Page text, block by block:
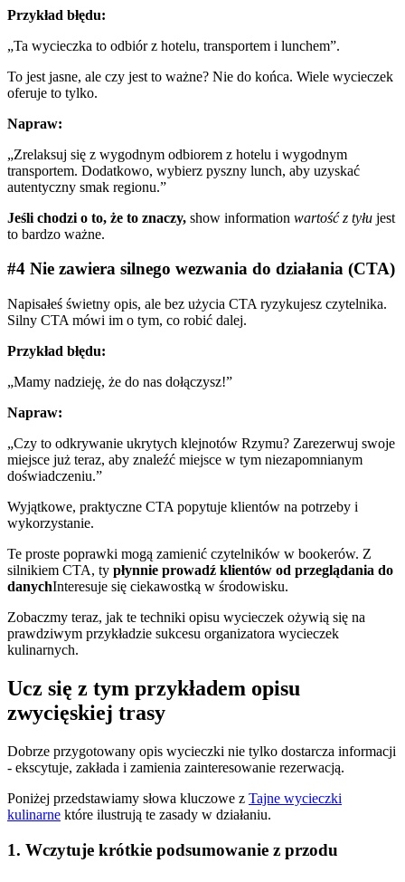
Przykład błędu:
„Ta wycieczka to odbiór z hotelu, transportem i lunchem”.
To jest jasne, ale czy jest to ważne? Nie do końca. Wiele wycieczek
oferuje to tylko.
Napraw:
„Zrelaksuj się z wygodnym odbiorem z hotelu i wygodnym
transportem. Dodatkowo, wybierz pyszny lunch, aby uzyskać
autentyczny smak regionu.”
Jeśli chodzi o to, że to znaczy, show information wartość z tyłu jest
to bardzo ważne.
#4 Nie zawiera silnego wezwania do działania (CTA)
Napisałeś świetny opis, ale bez użycia CTA ryzykujesz czytelnika.
Silny CTA mówi im o tym, co robić dalej.
Przykład błędu:
„Mamy nadzieję, że do nas dołączysz!”
Napraw:
„Czy to odkrywanie ukrytych klejnotów Rzymu? Zarezerwuj swoje
miejsce już teraz, aby znaleźć miejsce w tym niezapomnianym
doświadczeniu.”
Wyjątkowe, praktyczne CTA popytuje klientów na potrzeby i
wykorzystanie.
Te proste poprawki mogą zamienić czytelników w bookerów. Z
silnikiem CTA, ty płynnie prowadź klientów od przeglądania do
danychInteresuje się ciekawostką w środowisku.
Zobaczmy teraz, jak te techniki opisu wycieczek ożywią się na
prawdziwym przykładzie sukcesu organizatora wycieczek
kulinarnych.
Ucz się z tym przykładem opisu
zwycięskiej trasy
Dobrze przygotowany opis wycieczki nie tylko dostarcza informacji
- ekscytuje, zakłada i zamienia zainteresowanie rezerwacją.
Poniżej przedstawiamy słowa kluczowe z Tajne wycieczki
kulinarne które ilustrują te zasady w działaniu.
1. Wczytuje krótkie podsumowanie z przodu